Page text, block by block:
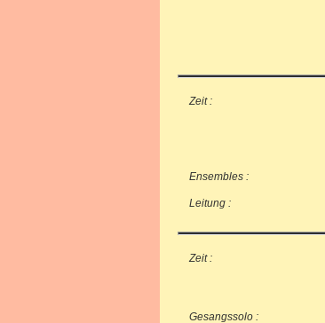
Zeit :
Ensembles :
Leitung :
Zeit :
Gesangssolo :